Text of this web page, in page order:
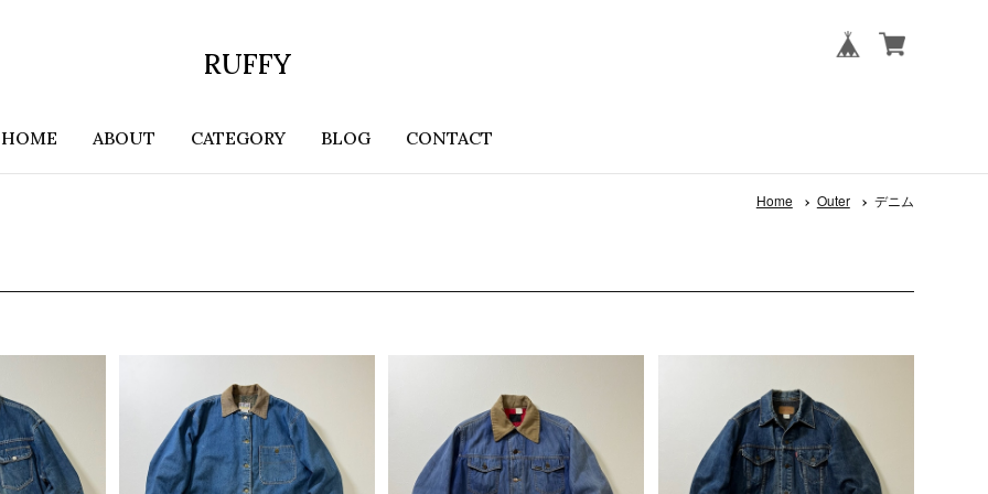
RUFFY
HOME ABOUT CATEGORY BLOG CONTACT
Home Outer デニム